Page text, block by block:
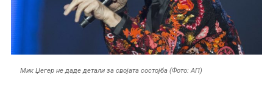
Мик Џегер не даде детали за својата состојба (Фото: АП)